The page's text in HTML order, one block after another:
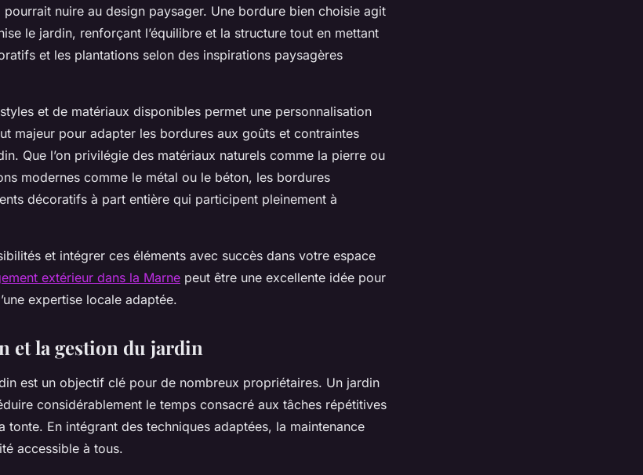
nuire au design paysager. Une bordure bien choisie agit
le jardin, renforçant l’équilibre et la structure tout en mettant
et les plantations selon des inspirations paysagères
et de matériaux disponibles permet une personnalisation
majeur pour adapter les bordures aux goûts et contraintes
Que l’on privilégie des matériaux naturels comme la pierre ou
modernes comme le métal ou le béton, les bordures
décoratifs à part entière qui participent pleinement à
et intégrer ces éléments avec succès dans votre espace
extérieur dans la Marne peut être une excellente idée pour
expertise locale adaptée.
et la gestion du jardin
est un objectif clé pour de nombreux propriétaires. Un jardin
considérablement le temps consacré aux tâches répétitives
tonte. En intégrant des techniques adaptées, la maintenance
accessible à tous.